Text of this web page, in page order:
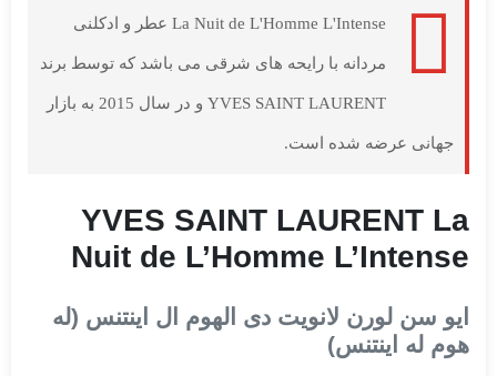
La Nuit de L'Homme L'Intense عطر و ادکلنی
مردانه با رایحه های شرقی می باشد که توسط برند
YVES SAINT LAURENT و در سال 2015 به بازار
جهانی عرضه شده است.
YVES SAINT LAURENT La
Nuit de L’Homme L’Intense
ایو سن لورن لانویت دی الهوم ال اینتنس (له
هوم له اینتنس)